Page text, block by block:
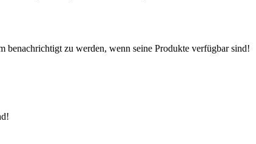
benachrichtigt zu werden, wenn seine Produkte verfügbar sind!